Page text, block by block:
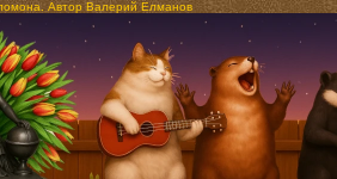
Автор Валерий Елманов